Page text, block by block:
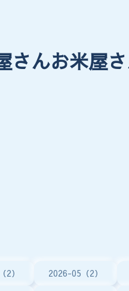
さんお米屋
2） 2026-05（2）